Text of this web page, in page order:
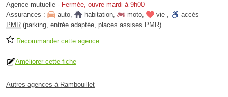
Agence mutuelle - Fermée, ouvre mardi à 9h00
Assurances :
auto, habitation, moto, vie ,
accès
PMR (parking, entrée adaptée, places assises PMR)
Recommander cette agence
Améliorer cette fiche
Autres agences à Rambouillet